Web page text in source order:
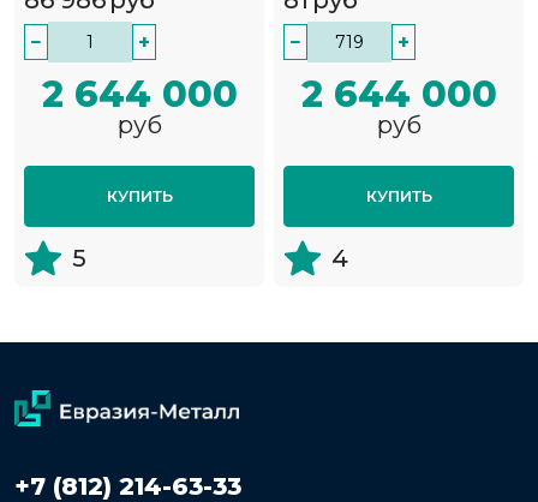
− +
2 644 000
руб
КУПИТЬ
5
− +
2 644 000
руб
КУПИТЬ
4
+7 (812) 214-63-33